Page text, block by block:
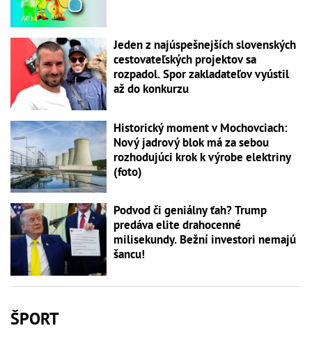
Jeden z najúspešnejších slovenských
cestovateľských projektov sa
rozpadol. Spor zakladateľov vyústil
až do konkurzu
Historický moment v Mochovciach:
Nový jadrový blok má za sebou
rozhodujúci krok k výrobe elektriny
(foto)
Podvod či geniálny ťah? Trump
predáva elite drahocenné
milisekundy. Bežní investori nemajú
šancu!
ŠPORT